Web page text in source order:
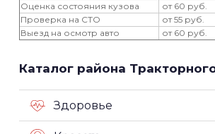
Оценка состояния кузова
от 60 руб.
Проверка на СТО
от 55 руб.
Выезд на осмотр авто
от 60 руб.
Каталог района
Здоровье